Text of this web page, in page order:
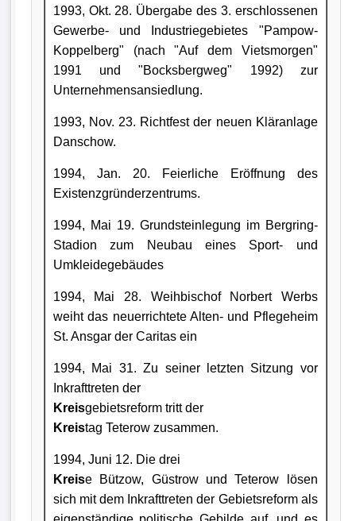
1993, Okt. 28. Übergabe des 3. erschlossenen
Gewerbe- und Industriegebietes "Pampow-
Koppelberg" (nach "Auf dem Vietsmorgen"
1991 und "Bocksbergweg" 1992) zur
Unternehmensansiedlung.
1993, Nov. 23. Richtfest der neuen Kläranlage
Danschow.
1994, Jan. 20. Feierliche Eröffnung des
Existenzgründerzentrums.
1994, Mai 19. Grundsteinlegung im Bergring-
Stadion zum Neubau eines Sport- und
Umkleidegebäudes
1994, Mai 28. Weihbischof Norbert Werbs
weiht das neuerrichtete Alten- und Pflegeheim
St. Ansgar der Caritas ein
1994, Mai 31. Zu seiner letzten Sitzung vor
Inkrafttreten der
Kreisgebietsreform tritt der
Kreistag Teterow zusammen.
1994, Juni 12. Die drei
Kreise Bützow, Güstrow und Teterow lösen
sich mit dem Inkrafttreten der Gebietsreform als